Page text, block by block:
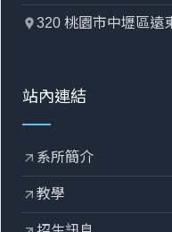
location_pin320 桃園市中壢區遠
站內連結
arrow_outward 系所簡介
arrow_outward 教學